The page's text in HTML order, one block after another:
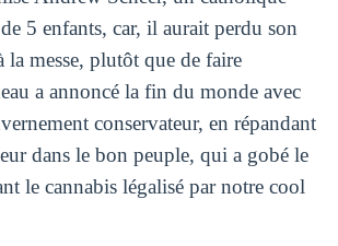
5 enfants, car, il aurait perdu son
la messe, plutôt que de faire
a annoncé la fin du monde avec
conservateur, en répandant
dans le bon peuple, qui a gobé le
le cannabis légalisé par notre cool